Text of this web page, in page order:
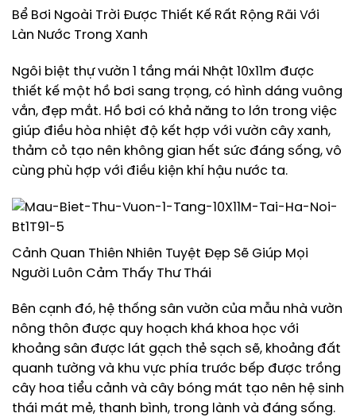
Bể Bơi Ngoài Trời Được Thiết Kế Rất Rộng Rãi Với
Làn Nước Trong Xanh
Ngôi biệt thự vườn 1 tầng mái Nhật 10x11m được
thiết kế một hồ bơi sang trọng, có hình dáng vuông
vắn, đẹp mắt. Hồ bơi có khả năng to lớn trong việc
giúp điều hòa nhiệt độ kết hợp với vườn cây xanh,
thảm cỏ tạo nên không gian hết sức đáng sống, vô
cùng phù hợp với điều kiện khí hậu nước ta.
Cảnh Quan Thiên Nhiên Tuyệt Đẹp Sẽ Giúp Mọi
Người Luôn Cảm Thấy Thư Thái
Bên cạnh đó, hệ thống sân vườn của mẫu nhà vườn
nông thôn được quy hoạch khá khoa học với
khoảng sân được lát gạch thẻ sạch sẽ, khoảng đất
quanh tường và khu vực phía trước bếp được trồng
cây hoa tiểu cảnh và cây bóng mát tạo nên hệ sinh
thái mát mẻ, thanh bình, trong lành và đáng sống.